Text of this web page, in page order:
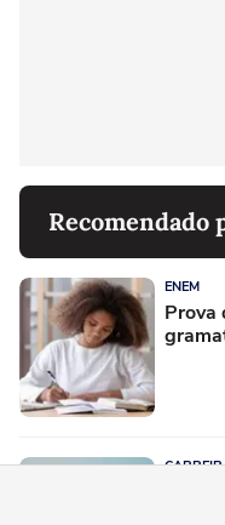
Recomendado
ENEM
Prova